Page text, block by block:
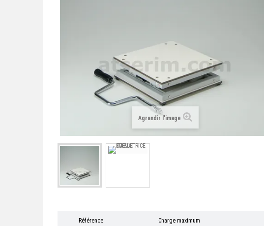
Agrandir l'image
Référence Charge maximum